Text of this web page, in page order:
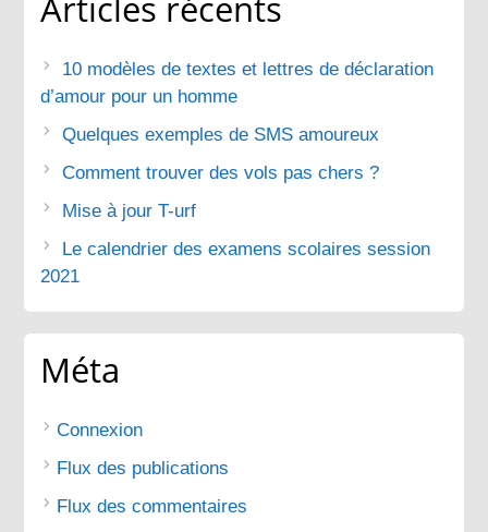
10 modèles de textes et lettres de déclaration
d’amour pour un homme
Quelques exemples de SMS amoureux
Comment trouver des vols pas chers ?
Mise à jour T-urf
Le calendrier des examens scolaires session
2021
Méta
Connexion
Flux des publications
Flux des commentaires